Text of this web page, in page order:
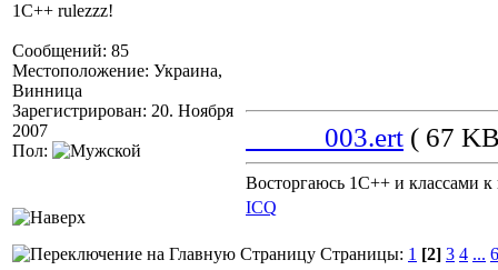
1С++ rulezzz!
Сообщений: 85
Местоположение: Украина,
Винница
Зарегистрирован: 20. Ноября
2007
Пол:
_____003.ert ( 67
Восторгаюсь 1С++ и классами к
ICQ
Страницы: 1 [2] 3 4 ... 6